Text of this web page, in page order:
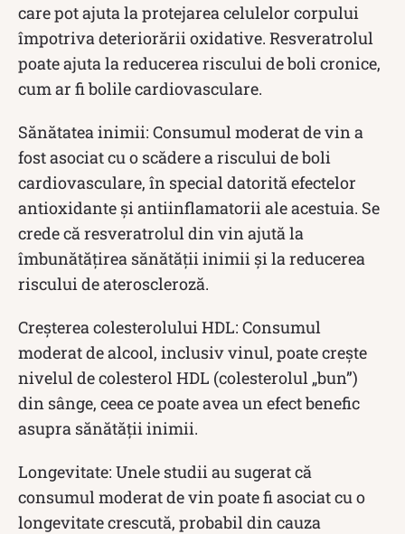
care pot ajuta la protejarea celulelor corpului
împotriva deteriorării oxidative. Resveratrolul
poate ajuta la reducerea riscului de boli cronice,
cum ar fi bolile cardiovasculare.
Sănătatea inimii: Consumul moderat de vin a
fost asociat cu o scădere a riscului de boli
cardiovasculare, în special datorită efectelor
antioxidante și antiinflamatorii ale acestuia. Se
crede că resveratrolul din vin ajută la
îmbunătățirea sănătății inimii și la reducerea
riscului de ateroscleroză.
Creșterea colesterolului HDL: Consumul
moderat de alcool, inclusiv vinul, poate crește
nivelul de colesterol HDL (colesterolul „bun”)
din sânge, ceea ce poate avea un efect benefic
asupra sănătății inimii.
Longevitate: Unele studii au sugerat că
consumul moderat de vin poate fi asociat cu o
longevitate crescută, probabil din cauza